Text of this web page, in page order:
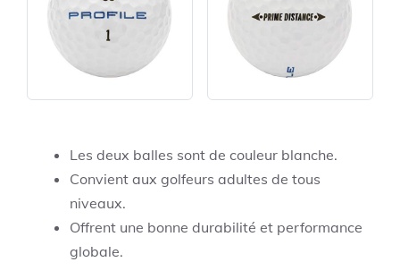
Les deux balles sont de couleur blanche.
Convient aux golfeurs adultes de tous
niveaux.
Offrent une bonne durabilité et performance
globale.